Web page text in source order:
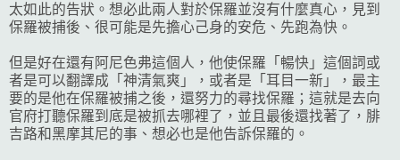
太如此的告狀。想必此兩人對於保羅並沒有什麼真心，見到
保羅被捕後、很可能是先擔心己身的安危、先跑為快。
但是好在還有阿尼色弗這個人，他使保羅「暢快」這個詞或
者是可以翻譯成「神清氣爽」，或者是「耳目一新」，最主
要的是他在保羅被捕之後，還努力的尋找保羅；這就是去向
官府打聽保羅到底是被抓去哪裡了，並且最後還找著了，腓
吉路和黑摩其尼的事、想必也是他告訴保羅的。